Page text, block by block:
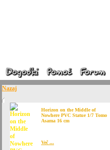
Nazaj
Horizon on the Middle of
Nowhere PVC Statue 1/7 Tomo
Asama 16 cm
Več ...